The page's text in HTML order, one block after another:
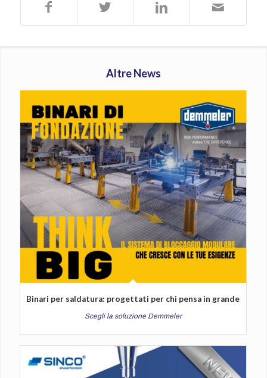
Altre News
Binari per saldatura: progettati per chi pensa in grande
Scegli la soluzione Demmeler